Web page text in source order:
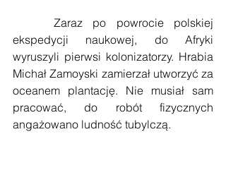
ekspedycji naukowej, do Afryki
wyruszyli pierwsi kolonizatorzy. Hrabia
Michał Zamoyski zamierzał utworzyć za
oceanem plantację. Nie musiał sam
pracować, do robót fizycznych
angażowano ludność tubylczą.